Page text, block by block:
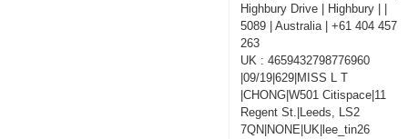
Highbury Drive | Highbury | |
5089 | Australia | +61 404 457
263
UK : 4659432798776960
|09/19|629|MISS L T
|CHONG|W501 Citispace|11
Regent St.|Leeds, LS2
7QN|NONE|UK|lee_tin26